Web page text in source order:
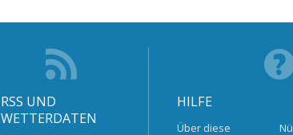
RSS UND
WETTERDATEN
HILFE
Über diese